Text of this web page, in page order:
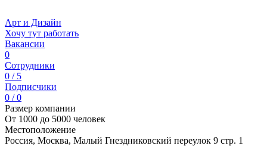
Арт и Дизайн
Хочу тут работать
Вакансии
0
Сотрудники
0 / 5
Подписчики
0 / 0
Размер компании
От 1000 до 5000 человек
Местоположение
Россия, Москва, Малый Гнездниковский переулок 9 стр. 1